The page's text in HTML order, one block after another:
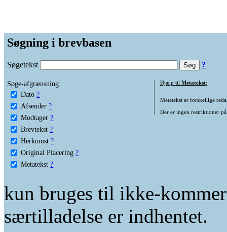
Søgning i brevbasen
Søgetekst ?
Søge-afgrænsning:
Dato ?
Afsender ?
Modtager ?
Brevtekst ?
Herkomst ?
Original Placering ?
Metatekst ?
Hjælp til Metatekst:
Metatekst er forskellige
Der er ingen restriktioner
kun bruges til ikke-
særtilladelse er indhentet.